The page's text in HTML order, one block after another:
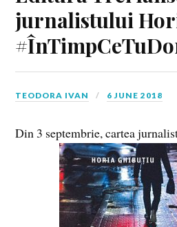
jurnalistului
TEODORA IVAN 6 JUNE 2018
Din 3 septembrie, cartea